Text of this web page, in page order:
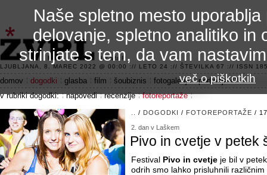
3.2 alfa R
LJUBLJANA, 8. MAREC 2022 @ 00:00 :// LETO 24 :// ŠTEVILKA 67 :// ISSN
domov dogodki glasba film šoubiznis fotogalerije
področje 42
v rubriki dogodki:
napovedi recenzije fotoreportaže
/ DOGODKI / FOTOREPORTAŽE /
2. dan v Laškem
Pivo in cvetje v petek
Festival Pivo in cvetje je bil v
odrih smo lahko prisluhnili
Naše spletno mesto
delovanje, spletno analitiko in
strinjate s tem, da vam
več o piškotkih